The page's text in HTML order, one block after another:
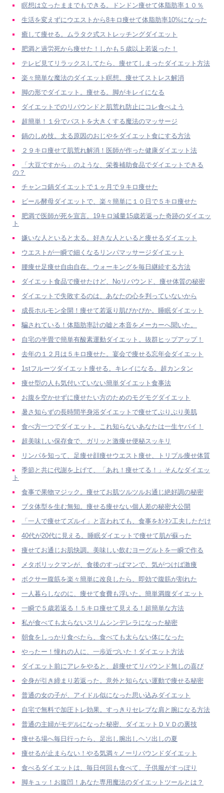
瞑想は立ったままでもできる。ドンドン痩せて体脂肪率１０％
生活を変えずにウエストから8キロ痩せて体脂肪率10%になった
癒して痩せる。ムラタク式ストレッチングダイエット
肥満と過労死から痩せた！しかも５歳以上若返った！
テレビ見てリラックスしてたら、痩せてしまったダイエット方法
楽々簡単な魔法のダイエット瞑想。痩せてストレス解消
脚の形でダイエット。痩せる。脚がキレイになる
ダイエットでのリバウンドと肌荒れ防止にコレ食べよう
超簡単！１分でバストを大きくする魔法のマッサージ
鍋のしめ技。太る原因のおじやをダイエット食にする方法
２９キロ痩せて肌荒れ解消！医師が作った健康ダイエット法
「大豆ですから」のような、栄養補助食品でダイエットできる
の？
チャンコ鍋ダイエットで１ヶ月で９キロ痩せた
ビール酵母ダイエットで、楽々簡単に１０日で５キロ痩せた
肥満で医師が死を宣言。19キロ減量15歳若返った奇跡のダイエッ
ト
嫌いな人といると太る。好きな人といると痩せるダイエット
ウエストが一瞬で細くなるリンパマッサージダイエット
腰痩せ足痩せ自由自在。ウォーキングを毎日継続する方法
ダイエット食品で痩せたけど、Noリバウンド、痩せ体質の秘密
ダイエットで失敗するのは、あなたの心を判っていないから
成長ホルモン全開！痩せて若返り肌ぴかぴか。睡眠ダイエット
騙されている！体脂肪率計の嘘と本音をメーカーへ聞いた。
自宅の半畳で簡単有酸素運動ダイエット。抜群ヒップアップ！
去年の１２月は５キロ痩せた。宴会で痩せる忘年会ダイエット
1stフルーツダイエット痩せる。キレイになる。超カンタン
痩せ型の人も気付いていない簡単ダイエット食事法
お腹を空かせずに痩せたい方のためのモグモグダイエット
暑さ知らずの長時間半身浴ダイエットで痩せてぷりぷり美肌
食べ方一つでダイエット。これ知らないあなたは一生ヤバイ！
超美味しい保存食で、ガリッと激痩せ便秘スッキリ
リンパを知って、足痩せ顔痩せウエスト痩せ、トリプル痩せ体質
季節と共に代謝を上げて、「あれ！痩せてる！」そんなダイエッ
ト
食事で果物マジック。痩せてお肌ツルツルお通じ絶好調の秘密
ブタ体型を生む無知。痩せる痩せない個人差の秘密大公開
「一人で痩せてズルイ」と言われても、食事をｶﾝﾀﾝ工夫しただけ
40代が20代に見える。睡眠ダイエットで痩せて肌が蘇った
痩せてお通じお肌快調。美味しい飲むヨーグルトを一瞬で作る
メタボリックマンが、食後のすっぱマンで、気がつけば激痩
ボクサー腹筋を楽々簡単に改良したら、即効で腹筋が割れた
一人暮らしなのに、痩せて食費も浮いた。簡単満腹ダイエット
一瞬で５歳若返る！５キロ痩せて見える！超簡単な方法
私が食べても太らないスリムシンデレラになった秘密
朝食をしっかり食べたら、食べても太らない体になった
やったー！憧れの人に、一歩近づいた！ダイエット方法
ダイエット前にアレをやると、超痩せてリバウンド無しの喜び
全身が引き締まり若返った。意外と知らない運動で痩せる秘密
普通の女の子が、アイドル似になった思い込みダイエット
自宅で無料で加圧トレ効果。すっきりセレブな肩と腕になる方法
普通の主婦がモデルになった秘密、ダイエットＤＶＤの裏技
痩せる場へ毎日行ったら、足出し腕出しヘソ出しの夏
痩せるが止まらない！やる気満々ノーリバウンドダイエット
食べるダイエットは、毎日何回も食べて、子供服がすっぽり
脚キュッ！お腹凹！あなた専用魔法のダイエットツールとは？